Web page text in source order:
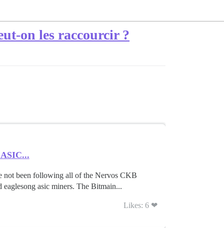
on les raccourcir ?
not been following all of the Nervos CKB
asic miners. The Bitmain...
Likes: 6 ❤